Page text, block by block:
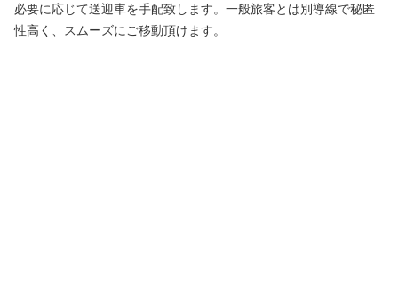
必要に応じて送迎車を手配致します。一般旅客とは別導線で秘匿
性高く、スムーズにご移動頂けます。